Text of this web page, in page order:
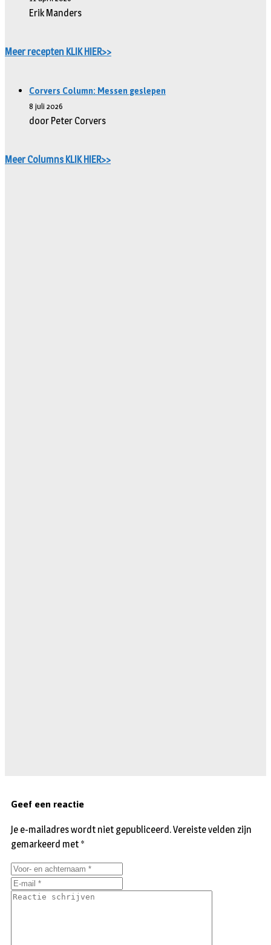
Erik Manders
Meer recepten KLIK HIER>>
Corvers Column: Messen geslepen
8 juli 2026
door Peter Corvers
Meer Columns KLIK HIER>>
Geef een reactie
Je e-mailadres wordt niet gepubliceerd.Vereiste velden zijn
gemarkeerd met *